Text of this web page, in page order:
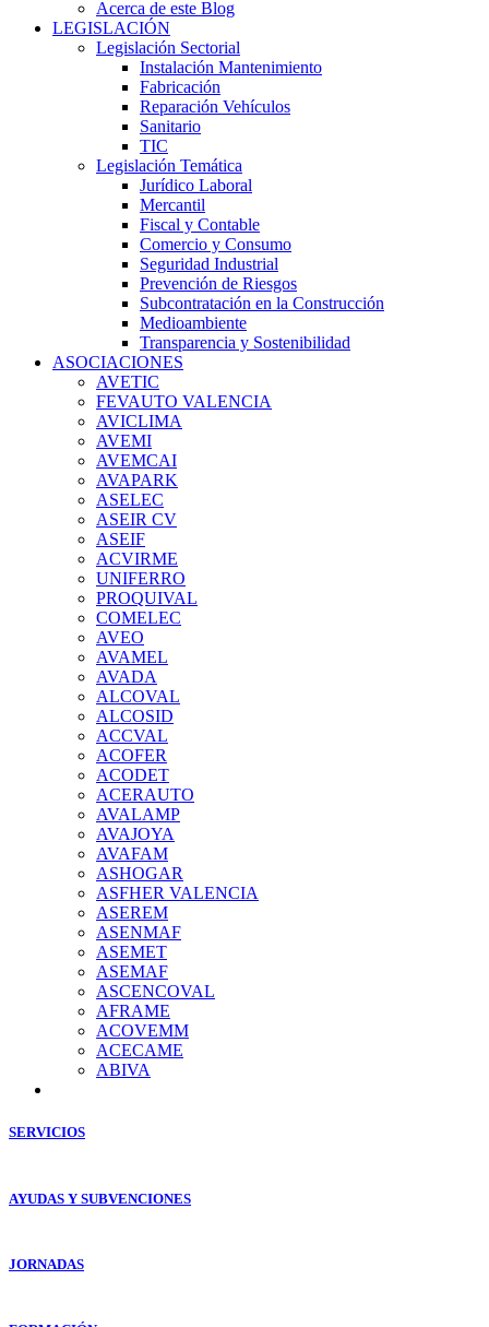
Acerca de este Blog
LEGISLACIÓN
Legislación Sectorial
Instalación Mantenimiento
Fabricación
Reparación Vehículos
Sanitario
TIC
Legislación Temática
Jurídico Laboral
Mercantil
Fiscal y Contable
Comercio y Consumo
Seguridad Industrial
Prevención de Riesgos
Subcontratación en la Construcción
Medioambiente
Transparencia y Sostenibilidad
ASOCIACIONES
AVETIC
FEVAUTO VALENCIA
AVICLIMA
AVEMI
AVEMCAI
AVAPARK
ASELEC
ASEIR CV
ASEIF
ACVIRME
UNIFERRO
PROQUIVAL
COMELEC
AVEO
AVAMEL
AVADA
ALCOVAL
ALCOSID
ACCVAL
ACOFER
ACODET
ACERAUTO
AVALAMP
AVAJOYA
AVAFAM
ASHOGAR
ASFHER VALENCIA
ASEREM
ASENMAF
ASEMET
ASEMAF
ASCENCOVAL
AFRAME
ACOVEMM
ACECAME
ABIVA
SERVICIOS
AYUDAS Y SUBVENCIONES
JORNADAS